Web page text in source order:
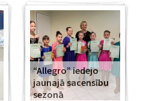
“Allegro” iedejo
jaunajā sacensību
sezonā